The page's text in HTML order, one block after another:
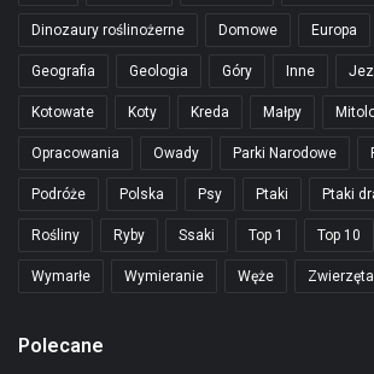
Dinozaury roślinożerne Domowe Europa
Geografia Geologia Góry Inne
Kotowate Koty Kreda Małpy
Opracowania Owady Parki Narodowe
Podróże Polska Psy Ptaki Ptaki
Rośliny Ryby Ssaki Top 1 Top 10
Wymarłe Wymieranie Węże Zwierzęta
Polecane